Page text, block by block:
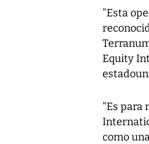
"Esta
Equity
"Es para
como